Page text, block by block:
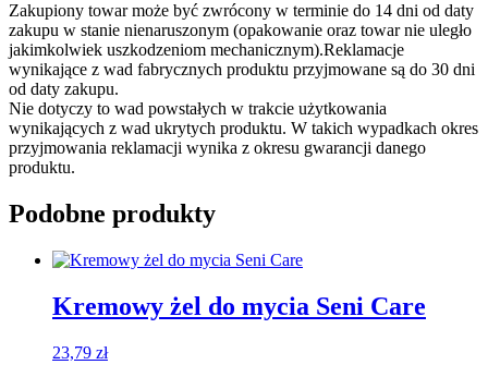
Zakupiony towar może być zwrócony w terminie do 14 dni od daty
zakupu w stanie nienaruszonym (opakowanie oraz towar nie uległo
jakimkolwiek uszkodzeniom mechanicznym).Reklamacje
wynikające z wad fabrycznych produktu przyjmowane są do 30 dni
od daty zakupu.
Nie dotyczy to wad powstałych w trakcie użytkowania
wynikających z wad ukrytych produktu. W takich wypadkach okres
przyjmowania reklamacji wynika z okresu gwarancji danego
produktu.
Podobne produkty
Kremowy żel do mycia Seni Care
23,79 zł